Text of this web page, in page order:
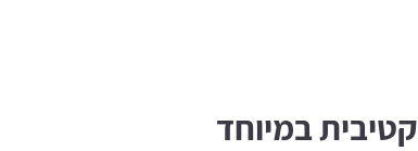
במיוחד